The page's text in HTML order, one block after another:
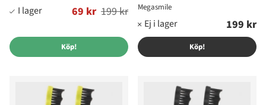
69 kr
Ordinarie pris: 199 kr
Köp!
Megasmile
199 kr
Köp!